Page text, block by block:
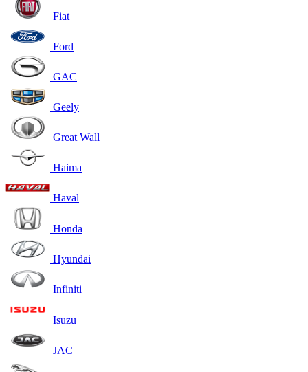
Fiat
Ford
GAC
Geely
Great Wall
Haima
Haval
Honda
Hyundai
Infiniti
Isuzu
JAC